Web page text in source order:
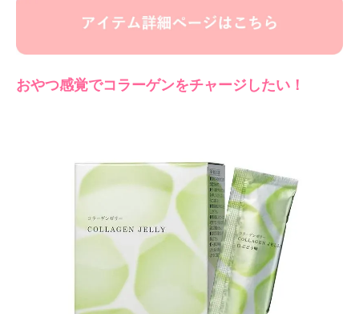
おやつ感覚でコラーゲンをチャージしたい！